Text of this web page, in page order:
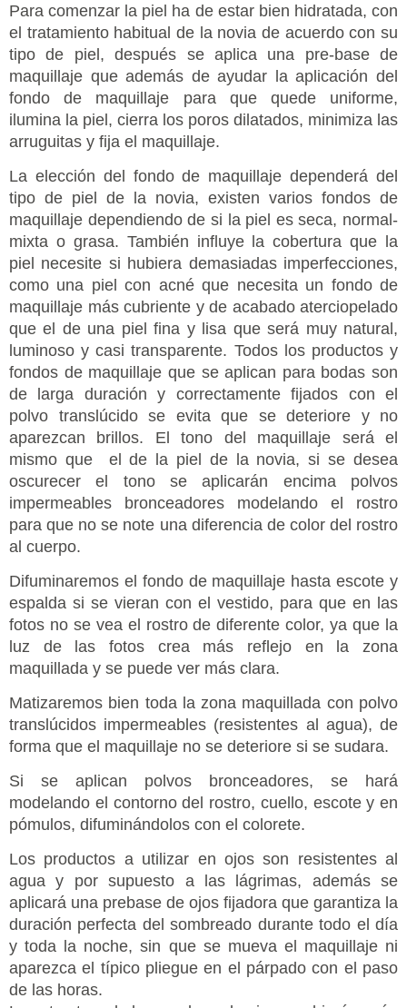
Para comenzar la piel ha de estar bien hidratada, con
el tratamiento habitual de la novia de acuerdo con su
tipo de piel, después se aplica una pre-base de
maquillaje que además de ayudar la aplicación del
fondo de maquillaje para que quede uniforme,
ilumina la piel, cierra los poros dilatados, minimiza las
arruguitas y fija el maquillaje.
La elección del fondo de maquillaje dependerá del
tipo de piel de la novia, existen varios fondos de
maquillaje dependiendo de si la piel es seca, normal-
mixta o grasa. También influye la cobertura que la
piel necesite si hubiera demasiadas imperfecciones,
como una piel con acné que necesita un fondo de
maquillaje más cubriente y de acabado aterciopelado
que el de una piel fina y lisa que será muy natural,
luminoso y casi transparente. Todos los productos y
fondos de maquillaje que se aplican para bodas son
de larga duración y correctamente fijados con el
polvo translúcido se evita que se deteriore y no
aparezcan brillos. El tono del maquillaje será el
mismo que el de la piel de la novia, si se desea
oscurecer el tono se aplicarán encima polvos
impermeables bronceadores modelando el rostro
para que no se note una diferencia de color del rostro
al cuerpo.
Difuminaremos el fondo de maquillaje hasta escote y
espalda si se vieran con el vestido, para que en las
fotos no se vea el rostro de diferente color, ya que la
luz de las fotos crea más reflejo en la zona
maquillada y se puede ver más clara.
Matizaremos bien toda la zona maquillada con polvo
translúcidos impermeables (resistentes al agua), de
forma que el maquillaje no se deteriore si se sudara.
Si se aplican polvos bronceadores, se hará
modelando el contorno del rostro, cuello, escote y en
pómulos, difuminándolos con el colorete.
Los productos a utilizar en ojos son resistentes al
agua y por supuesto a las lágrimas, además se
aplicará una prebase de ojos fijadora que garantiza la
duración perfecta del sombreado durante todo el día
y toda la noche, sin que se mueva el maquillaje ni
aparezca el típico pliegue en el párpado con el paso
de las horas.